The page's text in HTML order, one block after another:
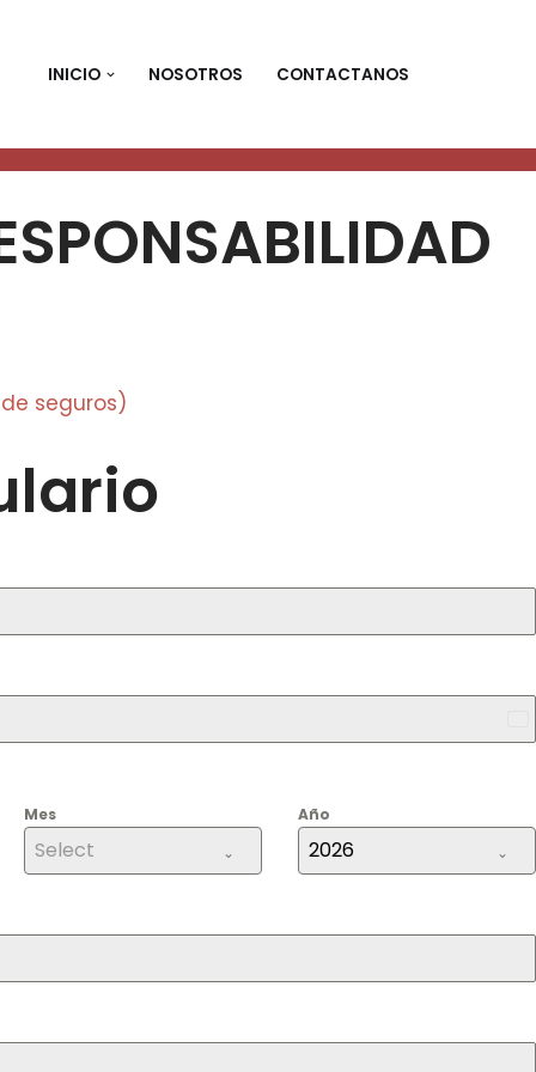
INICIO NOSOTROS CONTACTANOS
seguros)
Mes
Select
Año
2026